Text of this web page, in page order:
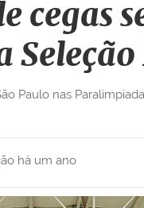
cegas
há um ano
Paulo nas